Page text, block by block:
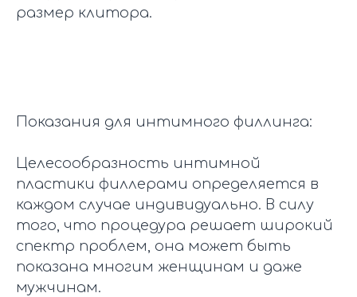
размер клитора.
Показания для интимного филлинга:
Целесообразность интимной
пластики филлерами определяется в
каждом случае индивидуально. В силу
того, что процедура решает широкий
спектр проблем, она может быть
показана многим женщинам и даже
мужчинам.